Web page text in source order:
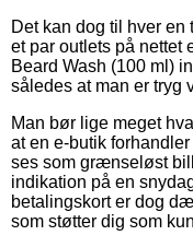
Det kan dog til hver
et par outlets på nettet
Beard Wash (100 ml)
således at man er tryg
Man bør lige meget
at en e-butik
ses som grænseløst
indikation på en
betalingskort er dog
som støtter dig som